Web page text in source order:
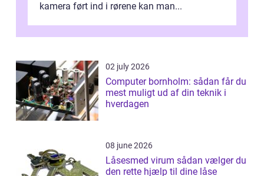
kamera ført ind i rørene kan man...
02 july 2026
Computer bornholm: sådan får du
mest muligt ud af din teknik i
hverdagen
08 june 2026
Låsesmed virum sådan vælger du
den rette hjælp til dine låse